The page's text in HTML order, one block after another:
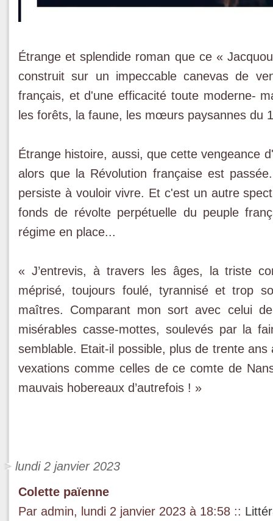
Étrange et splendide roman que ce «
construit sur un impeccable canevas de
français, et d'une efficacité toute moderne-
les forêts, la faune, les mœurs paysannes du
Étrange histoire, aussi, que cette vengeance
alors que la Révolution française est
persiste à vouloir vivre. Et c'est un autre
fonds de révolte perpétuelle du peuple
régime en place...
« J’entrevis, à travers les âges, la triste
méprisé, toujours foulé, tyrannisé et trop
maîtres. Comparant mon sort avec celui
misérables casse-mottes, soulevés par la
semblable. Etait-il possible, plus de trente ans
vexations comme celles de ce comte de
mauvais hobereaux d’autrefois ! »
lundi 2 janvier 2023
Colette païenne
Par admin, lundi 2 janvier 2023 à 18:58 ::